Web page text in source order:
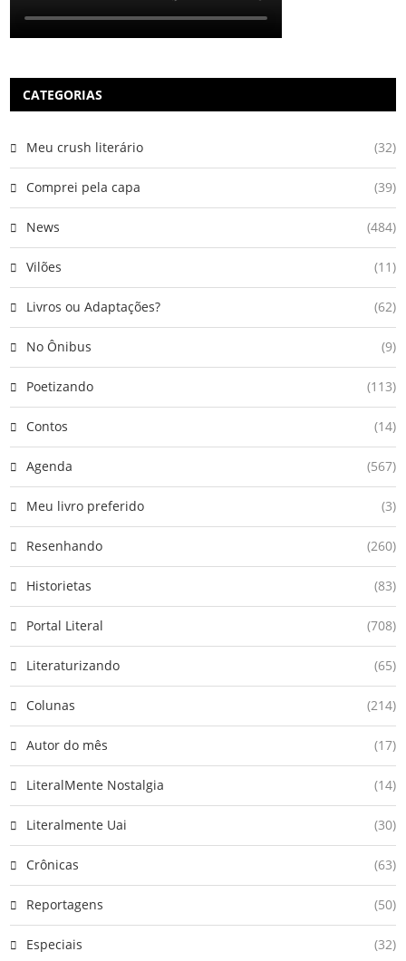
CATEGORIAS
Meu crush literário (32)
Comprei pela capa (39)
News (484)
Vilões (11)
Livros ou Adaptações? (62)
No Ônibus (9)
Poetizando (113)
Contos (14)
Agenda (567)
Meu livro preferido (3)
Resenhando (260)
Historietas (83)
Portal Literal (708)
Literaturizando (65)
Colunas (214)
Autor do mês (17)
LiteralMente Nostalgia (14)
Literalmente Uai (30)
Crônicas (63)
Reportagens (50)
Especiais (32)